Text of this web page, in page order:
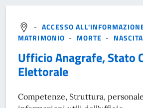
- ACCESSO
MATRIMONIO - MORTE - NASCITA
Ufficio Anagrafe, Stato
Elettorale
Competenze, Struttura,